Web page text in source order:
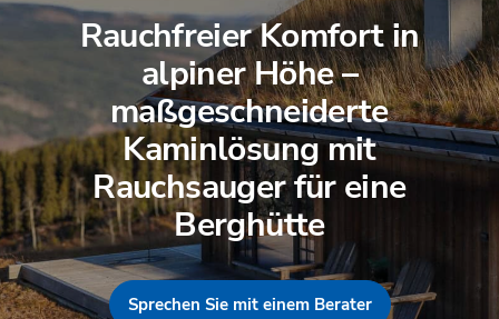
Rauchfreier Komfort in
alpiner Höhe –
maßgeschneiderte
Kaminlösung mit
Rauchsauger für eine
Berghütte
Sprechen Sie mit einem Berater